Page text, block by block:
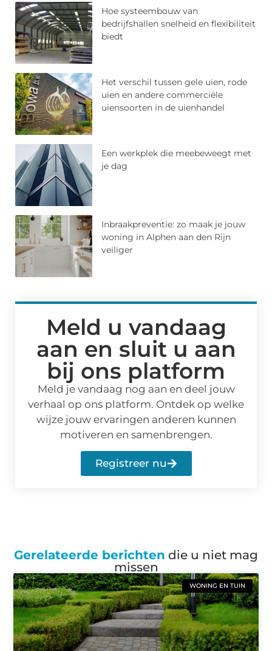
Hoe systeembouw van
bedrijfshallen snelheid en flexibiliteit
biedt
Het verschil tussen gele uien, rode
uien en andere commerciële
uiensoorten in de uienhandel
Een werkplek die meebeweegt met
je dag
Inbraakpreventie: zo maak je jouw
woning in Alphen aan den Rijn
veiliger
Meld u vandaag
aan en sluit u aan
bij ons platform
Meld je vandaag nog aan en deel jouw
verhaal op ons platform. Ontdek op welke
wijze jouw ervaringen anderen kunnen
motiveren en samenbrengen.
Registreer nu
Gerelateerde berichten die u niet mag
missen
WONING EN TUIN